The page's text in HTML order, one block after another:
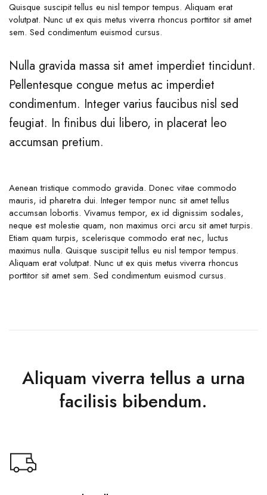
Quisque suscipit tellus eu nisl tempor tempus. Aliquam erat
volutpat. Nunc ut ex quis metus viverra rhoncus porttitor sit amet
sem. Sed condimentum euismod cursus.
Nulla gravida massa sit amet imperdiet tincidunt.
Pellentesque congue metus ac imperdiet
condimentum. Integer varius faucibus nisl sed
feugiat. In finibus dui libero, in placerat leo
accumsan pretium.
Aenean tristique commodo gravida. Donec vitae commodo
mauris, id pharetra dui. Integer tempor nunc sit amet tellus
accumsan lobortis. Vivamus tempor, ex id dignissim sodales,
neque est molestie quam, non maximus orci arcu sit amet turpis.
Etiam quam turpis, scelerisque commodo erat nec, luctus
maximus nulla. Quisque suscipit tellus eu nisl tempor tempus.
Aliquam erat volutpat. Nunc ut ex quis metus viverra rhoncus
porttitor sit amet sem. Sed condimentum euismod cursus.
Aliquam viverra tellus a urna
facilisis bibendum.